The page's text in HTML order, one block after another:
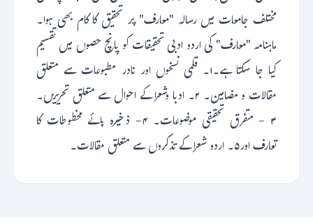
مختلف جامعات میں رسالہ "معارف" پر تحقیق کا کام بھی ہوا۔
ماہنامہ "معارف" کی اردو ادبی تحقیقات کو پانچ حصوں میں تقسیم
کیا جا سکتا ہے۔۱۔ قلمی نسخوں اور نادر مطبوعات سے متعلق
مقالات و مضامین۔ ۲۔ ادبا وشعرا کے احوال سے متعلق تحریریں۔
۳ - متفرق تحقیقی موضوعات۔ ۴- ذخیرہ ہائے مخطوطات کا
تعارف اور۵۔ اردو شعرا کے تذکروں سے متعلق مقالات۔